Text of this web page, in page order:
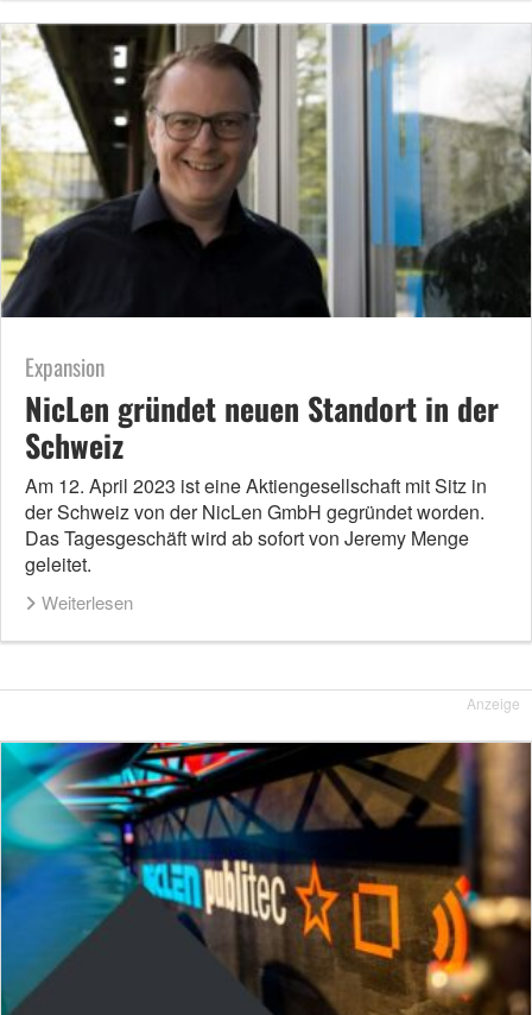
Expansion
NicLen gründet neuen Standort in der
Schweiz
Am 12. April 2023 ist eine Aktiengesellschaft mit Sitz in
der Schweiz von der NicLen GmbH gegründet worden.
Das Tagesgeschäft wird ab sofort von Jeremy Menge
geleitet.
Weiterlesen
Anzeige